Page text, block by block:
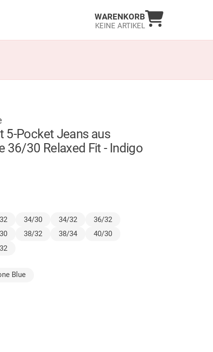
WARENKORB
KEINE ARTIKEL
Warenkorb
5-Pocket Jeans aus
36/30 Relaxed Fit - Indigo
34/30 34/32
36/32
38/32 38/34
40/30
Blue